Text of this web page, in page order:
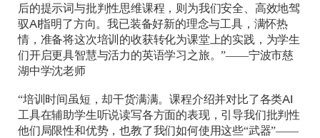
后的提示词与批判性思维课程，则为我们安全、高效地驾
驭AI指明了方向。我已装备好新的理念与工具，满怀热
情，准备将这次培训的收获转化为课堂上的实践，为学生
们开启更具智慧与活力的英语学习之旅。”——宁波市慈
湖中学沈老师
“培训时间虽短，却干货满满。课程介绍并对比了各类AI
工具在辅助学生听说读写各方面的表现，引导我们批判性
他们局限性和优势，也教了我们如何使用这些“武器”——